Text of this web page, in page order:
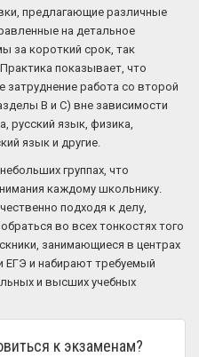
предлагающие различные
на детальное
за короткий срок, так
показывает, что
работа со второй
B и C) вне зависимости
русский язык, физика,
язык и другие.
группах, что
каждому школьнику.
подходя к делу,
во всех тонкостях того
занимающиеся в центрах
ЕГЭ и набирают требуемый
и высших учебных
к экзаменам?